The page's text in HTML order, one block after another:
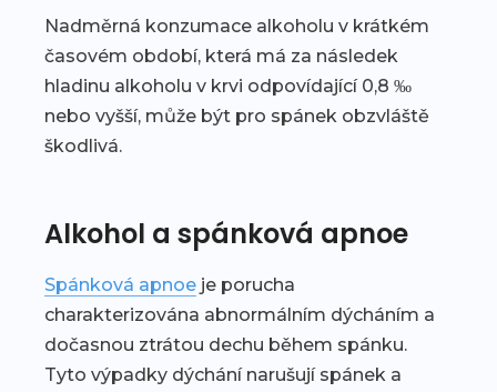
Nadměrná konzumace alkoholu v krátkém
časovém období, která má za následek
hladinu alkoholu v krvi odpovídající 0,8 ‰
nebo vyšší, může být pro spánek obzvláště
škodlivá.
Alkohol a spánková apnoe
Spánková apnoe je porucha
charakterizována abnormálním dýcháním a
dočasnou ztrátou dechu během spánku.
Tyto výpadky dýchání narušují spánek a